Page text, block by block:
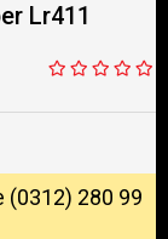
Lr411
(0312) 280 99